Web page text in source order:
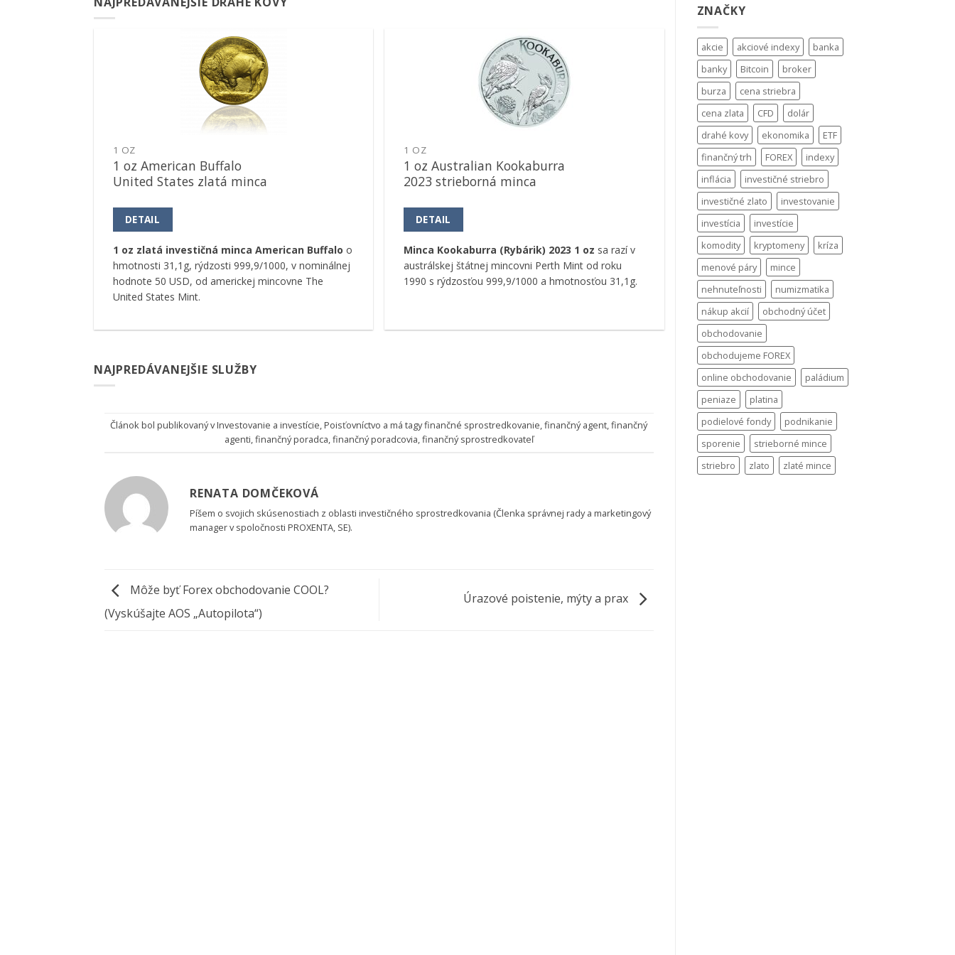
Pridať k
obľúbeným
1 OZ
1 oz American Buffalo
United States zlatá minca
DETAIL
1 oz zlatá investičná minca American Buffalo o
hmotnosti 31,1g, rýdzosti 999,9/1000, v nominálnej
hodnote 50 USD, od americkej mincovne The
United States Mint.
Pridať k
obľúbeným
1 OZ
1 oz Australian Kookaburra
2023 strieborná minca
DETAIL
Minca Kookaburra (Rybárik) 2023 1 oz sa razí v
austrálskej štátnej mincovni Perth Mint od roku
1990 s rýdzosťou 999,9/1000 a hmotnosťou 31,1g.
NAJPREDÁVANEJŠIE SLUŽBY
Článok bol publikovaný vInvestovanie a investície,Poisťovníctvo a má tagyfinančné sprostredkovanie,finančný agent,finančný
agenti,finančný poradca,finančný poradcovia,finančný sprostredkovateľ
RENATA DOMČEKOVÁ
Píšem o svojich skúsenostiach z oblasti investičného sprostredkovania (Členka správnej rady a marketingový
manager v spoločnosti PROXENTA, SE).
Môže byť Forex obchodovanie COOL?
(Vyskúšajte AOS „Autopilota“)
Úrazové poistenie, mýty a prax
ZNAČKY
akcie akciové indexy
banka
banky
Bitcoin
broker
burza
cena striebra
cena zlata
CFD
dolár
drahé kovy
ekonomika
ETF
finančný trh
FOREX
indexy
inflácia
investičné striebro
investičné zlato
investovanie
investícia
investície
komodity
kryptomeny
kríza
menové páry
mince
nehnuteľnosti
numizmatika
nákup akcií
obchodný účet
obchodovanie
obchodujeme FOREX
online obchodovanie
paládium
peniaze
platina
podielové fondy
podnikanie
sporenie
strieborné mince
striebro
zlato zlaté mince